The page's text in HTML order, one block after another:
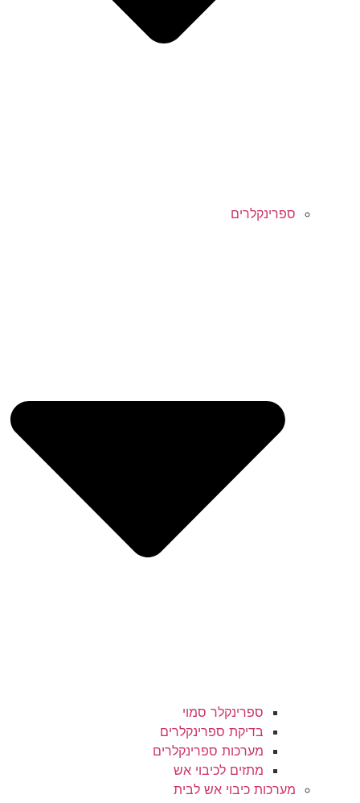
ספרינקלרים
ספרינקלר סמוי
בדיקת ספרינקלרים
מערכות ספרינקלרים
מתזים לכיבוי אש
מערכות כיבוי אש לבית